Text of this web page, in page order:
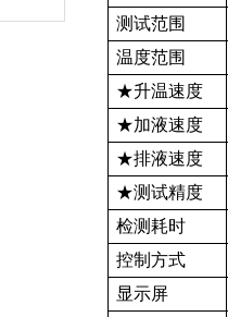
测试范围
温度范围
★升温速度
★加液速度
★排液速度
★测试精度
检测耗时
控制方式
显示屏